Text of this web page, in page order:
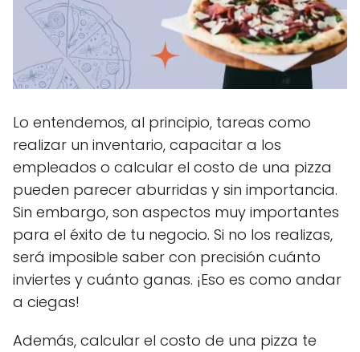
Lo entendemos, al principio, tareas como
realizar un inventario, capacitar a los
empleados o calcular el costo de una pizza
pueden parecer aburridas y sin importancia.
Sin embargo, son aspectos muy importantes
para el éxito de tu negocio. Si no los realizas,
será imposible saber con precisión cuánto
inviertes y cuánto ganas. ¡Eso es como andar
a ciegas!
Además, calcular el costo de una pizza te